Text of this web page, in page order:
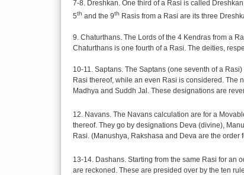
7-8. Dreshkan. One third of a Rasi is called
5th and the 9th Rasis from a Rasi are its three
9. Chaturthans. The Lords of the 4 Kendras from a
Chaturthans is one fourth of a Rasi. The deities,
10-11. Saptans. The Saptans (one seventh of a
Rasi thereof, while an even Rasi is considered. The
Madhya and Suddh Jal. These designations are
12. Navans. The Navans calculation are for a
thereof. They go by designations Deva (divine),
Rasi. (Manushya, Rakshasa and Deva are the
13-14. Dashans. Starting from the same Rasi for an
are reckoned. These are presided over by the ten